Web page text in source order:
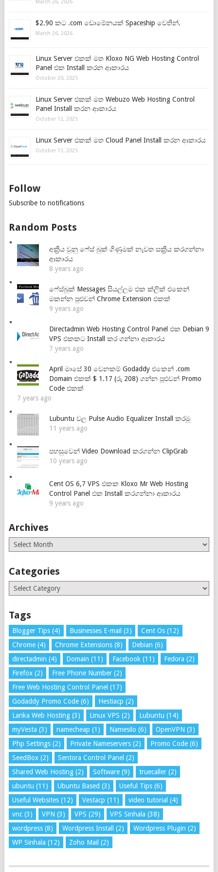
March 26, 2026
$2.90 කට .com ඩොමේනයක් Spaceship වෙතින්.
March 26, 2026
Linux Server එකක් මත Kloxo NG Web Hosting Control
Panel එක Install කරන ආකාරය
October 20, 2025
Linux Server එකක් මත Webuzo Web Hosting Control
Panel Install කරන ආකාරය
October 12, 2025
Linux Server එකක් මත Cloud Panel Install කරන ආකාරය
October 11, 2025
Follow
Subscribe to notifications
Random Posts
අක්‍රීය වුනු ෆේස් බුක් ගිණුමක් නැවත සක්‍රීය කරගන්නා
ආකාරය
8 years ago
ෆේස්බුක් Messages සියල්ලම එක ක්ලික් එකෙන්
මකන්න පුළුවන් Chrome Extension එකක්
9 years ago
Directadmin Web Hosting Control Panel එක Debian 9
VPS එකකට Install කර ගන්නා ආකාරය
7 years ago
April මාසේ 30 වෙනකම් Godaddy එකෙන් .com
Domain එකක් $ 1.17 (රු 208) ගන්න පුළුවන් Promo
Code එකක්
7 years ago
Lubuntu වල Pulse Audio Equalizer Install කරමු
11 years ago
පහසුවෙන් Video Download කරගන්න ClipGrab
10 years ago
Cent OS 6,7 VPS එකක Kloxo Mr Web Hosting
Control Panel එක Install කරගන්නා ආකාරය
9 years ago
Archives
Archives
Categories
Categories
Tags
Blogger Tips(4) Businesses E-mail (3) Cent Os(12)
Chrome(4) Chrome Extensions(8) Debian (6)
directadmin (4) Domain (11) Facebook (11) Fedora (2)
Firefox(2) Free Phone Number(2)
Free Web Hosting Control Panel (17)
Godaddy Promo Code(6) Hestiacp (2)
Lanka Web Hosting(3) Linux VPS (2) Lubuntu (14)
myVesta (3) namecheap (1) Namesilo (6) OpenVPN (3)
Php Settings(2) Private Nameservers(2) Promo Code(6)
SeedBox(2) Sentora Control Panel (2)
Shared Web Hosting(2) Software(9) truecaller(2)
ubuntu (11) Ubuntu Based (3) Useful Tips(6)
Useful Websites(12) Vestacp (11) video tutorial (4)
vnc(3) VPN (3) VPS (29) VPS Sinhala (38)
wordpress(8) Wordpress Install (2) Wordpress Plugin (2)
WP Sinhala (12) Zoho Mail (2)